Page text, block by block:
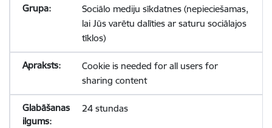
Sociālo mediju sīkdatnes (nepieciešamas,
lai Jūs varētu dalīties ar saturu sociālajos
tīklos)
Cookie is needed for all users for
sharing content
24 stundas